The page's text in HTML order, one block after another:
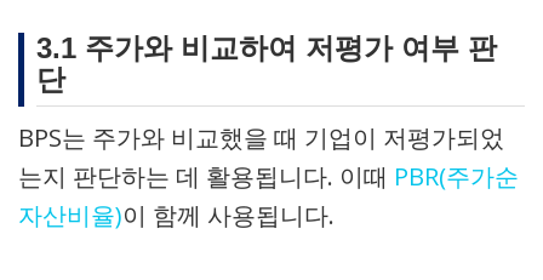
3.1 주가와 비교하여 저평가 여부 판
단
BPS는 주가와 비교했을 때 기업이 저평가되었
는지 판단하는 데 활용됩니다. 이때 PBR(주가순
자산비율)이 함께 사용됩니다.